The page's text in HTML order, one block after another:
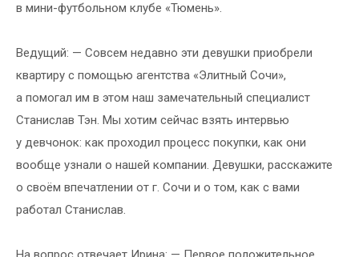
в мини-футбольном клубе «Тюмень».
Ведущий: — Совсем недавно эти девушки приобрели
квартиру с помощью агентства «Элитный Сочи»,
а помогал им в этом наш замечательный специалист
Станислав Тэн. Мы хотим сейчас взять интервью
у девчонок: как проходил процесс покупки, как они
вообще узнали о нашей компании. Девушки, расскажите
о своём впечатлении от г. Сочи и о том, как с вами
работал Станислав.